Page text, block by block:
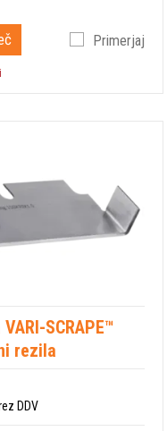
Primerjaj
SCRAPE™
rezila
DDV